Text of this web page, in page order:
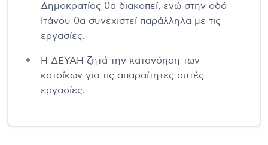
Δημοκρατίας θα διακοπεί, ενώ στην οδό
Ιτάνου θα συνεχιστεί παράλληλα με τις
εργασίες.
Η ΔΕΥΑΗ ζητά την κατανόηση των
κατοίκων για τις απαραίτητες αυτές
εργασίες.